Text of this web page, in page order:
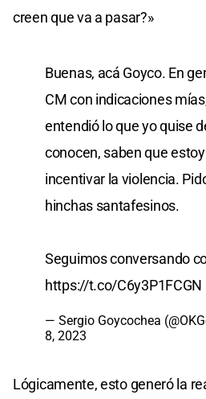
creen que va a pasar?»
Buenas, acá Goyco. En
CM con indicaciones
entendió lo que yo quise
conocen, saben que
incentivar la violencia.
hinchas santafesinos.
Seguimos conversando
https://t.co/C6y3P1FCGN
— Sergio Goycochea
8, 2023
Lógicamente, esto generó la